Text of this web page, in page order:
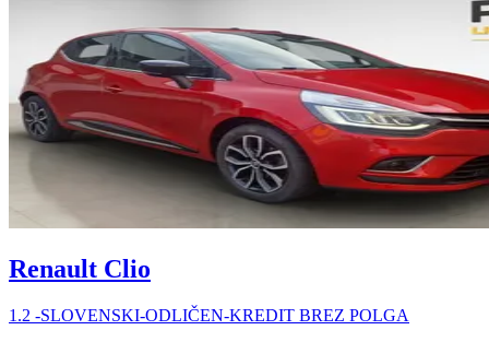
Renault Clio
1.2 -SLOVENSKI-ODLIČEN-KREDIT BREZ POLGA